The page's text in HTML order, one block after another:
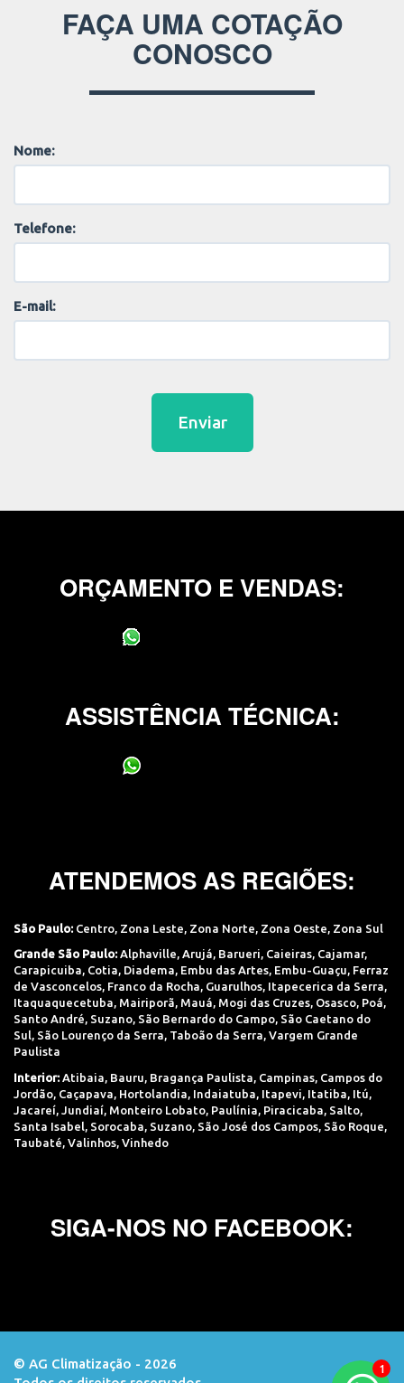
FAÇA UMA COTAÇÃO
CONOSCO
Nome:
Telefone:
E-mail:
Enviar
ORÇAMENTO E VENDAS:
ASSISTÊNCIA TÉCNICA:
ATENDEMOS AS REGIÕES:
São Paulo: Centro, Zona Leste, Zona Norte, Zona Oeste, Zona Sul
Grande São Paulo: Alphaville, Arujá, Barueri, Caieiras, Cajamar,
Carapicuiba, Cotia, Diadema, Embu das Artes, Embu-Guaçu, Ferraz
de Vasconcelos, Franco da Rocha, Guarulhos, Itapecerica da Serra,
Itaquaquecetuba, Mairiporã, Mauá, Mogi das Cruzes, Osasco, Poá,
Santo André, Suzano, São Bernardo do Campo, São Caetano do
Sul, São Lourenço da Serra, Taboão da Serra, Vargem Grande
Paulista
Interior: Atibaia, Bauru, Bragança Paulista, Campinas, Campos do
Jordão, Caçapava, Hortolandia, Indaiatuba, Itapevi, Itatiba, Itú,
Jacareí, Jundiaí, Monteiro Lobato, Paulínia, Piracicaba, Salto,
Santa Isabel, Sorocaba, Suzano, São José dos Campos, São Roque,
Taubaté, Valinhos, Vinhedo
SIGA-NOS NO FACEBOOK:
© AG Climatização - 2026